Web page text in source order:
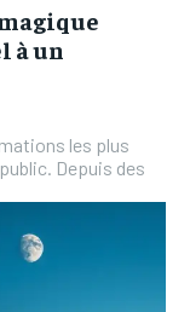
à un
les plus
Depuis des